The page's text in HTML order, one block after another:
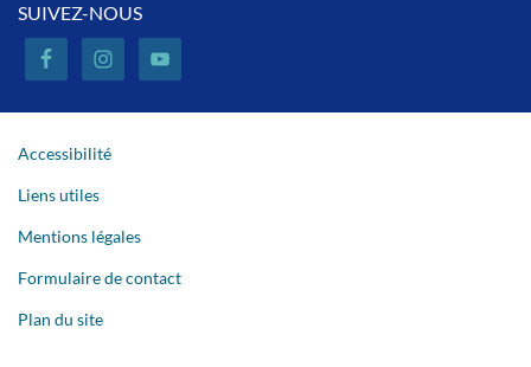
SUIVEZ-NOUS
Accessibilité
Liens utiles
Mentions légales
Formulaire de contact
Plan du site